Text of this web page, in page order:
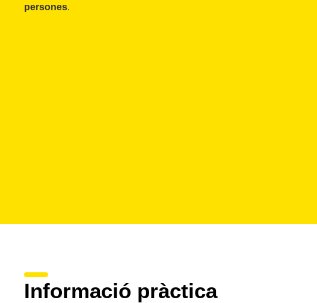
persones.
Informació pràctica